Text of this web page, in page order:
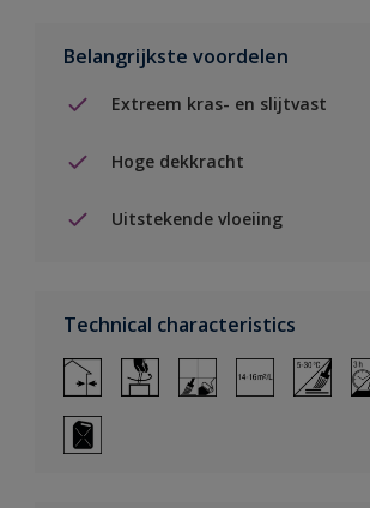
Belangrijkste voordelen
Extreem kras- en slijtvast
Hoge dekkracht
Uitstekende vloeiing
Technical characteristics